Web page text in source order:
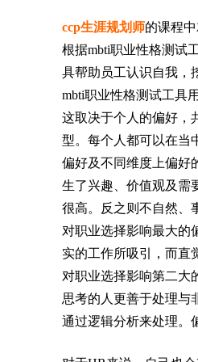
ccp生涯规划师的课程
根据mbti职业性格测试
具帮助员工认识自我，
mbti职业性格测试工具
这取决于个人的偏好，
型。每个人都可以在当
偏好及不同维度上偏好
生了兴趣、价值观及需
很高。反之则不自然、
对职业选择影响最大的
实的工作所吸引，而直
对职业选择影响第二大
思考的人更善于处理与
通过逻辑分析来处理。